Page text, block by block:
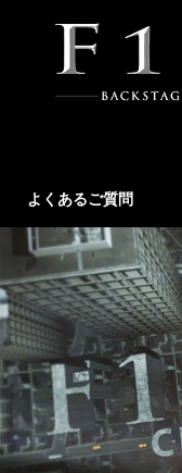
よくあるご質問